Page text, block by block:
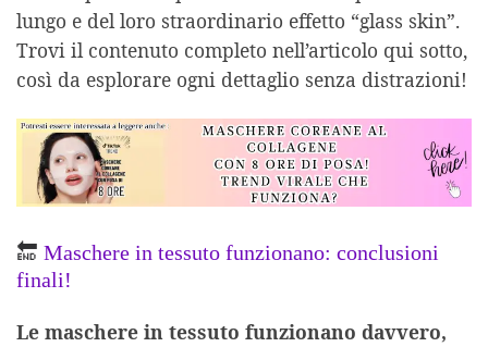
lungo e del loro straordinario effetto “glass skin”.
Trovi il contenuto completo nell’articolo qui sotto,
così da esplorare ogni dettaglio senza distrazioni!
🔚 Maschere in tessuto funzionano: conclusioni
finali!
Le maschere in tessuto funzionano davvero,